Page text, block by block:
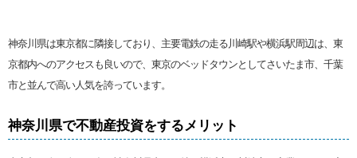
神奈川県は東京都に隣接しており、主要電鉄の走る川崎駅や横浜駅周辺は、東
京都内へのアクセスも良いので、東京のベッドタウンとしてさいたま市、千葉
市と並んで高い人気を誇っています。
神奈川県で不動産投資をするメリット